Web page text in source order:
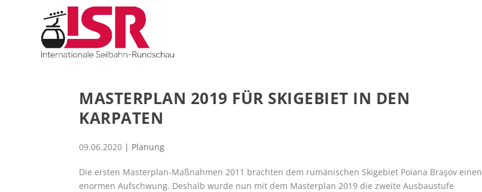
MASTERPLAN 2019 FÜR SKIGEBIET IN DEN
KARPATEN
09.06.2020 | Planung
Die ersten Masterplan-Maßnahmen 2011 brachten dem rumänischen Skigebiet Poiana Braşov einen
enormen Aufschwung. Deshalb wurde nun mit dem Masterplan 2019 die zweite Ausbaustufe